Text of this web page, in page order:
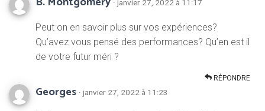
· janvier 27, 2022 à 11:17
Peut on en savoir plus sur vos expériences?
Qu’avez vous pensé des performances? Qu’en est il
de votre futur méri ?
RÉPONDRE
Georges · janvier 27, 2022 à 11:23